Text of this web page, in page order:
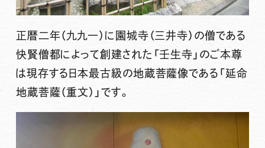
正暦二年（九九一）に園城寺（三井寺）の僧である
快賢僧都によって創建された「壬生寺 」のご本尊
は現存する 日本最古級の地蔵菩薩像である「延命
地蔵菩薩（重文） 」です。